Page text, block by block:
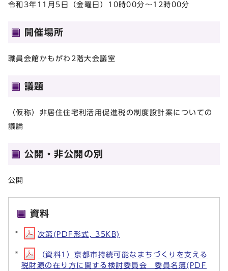
令和3年11月5日（金曜日）10時00分～12時00分
開催場所
職員会館かもがわ2階大会議室
議題
（仮称）非居住住宅利活用促進税の制度設計案についての
議論
公開・非公開の別
公開
資料
次第(PDF形式, 35KB)
（資料1）京都市持続可能なまちづくりを支える
税財源の在り方に関する検討委員会 委員名簿(PDF